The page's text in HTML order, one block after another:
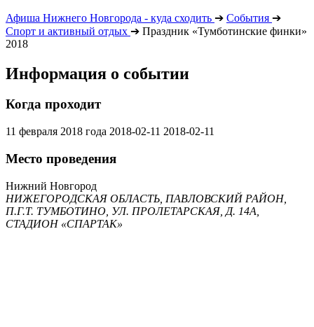
Афиша Нижнего Новгорода - куда сходить ➔ События ➔
Спорт и активный отдых ➔ Праздник «Тумботинские финки»
2018
Информация о событии
Когда проходит
11 февраля 2018 года 2018-02-11 2018-02-11
Место проведения
Нижний Новгород
НИЖЕГОРОДСКАЯ ОБЛАСТЬ, ПАВЛОВСКИЙ РАЙОН,
П.Г.Т. ТУМБОТИНО, УЛ. ПРОЛЕТАРСКАЯ, Д. 14А,
СТАДИОН «СПАРТАК»